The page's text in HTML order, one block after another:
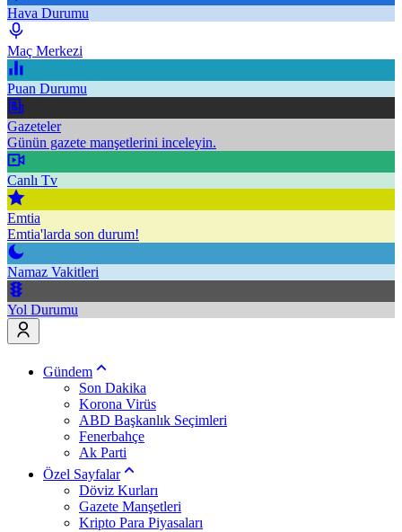
Hava Durumu
Maç Merkezi
Puan Durumu
Gazeteler
Günün gazete manşetlerini inceleyin.
Canlı Tv
Emtia
Emtia'larda son durum!
Namaz Vakitleri
Yol Durumu
Gündem
Son Dakika
Korona Virüs
ABD Başkanlık Seçimleri
Fenerbahçe
Ak Parti
Özel Sayfalar
Döviz Kurları
Gazete Manşetleri
Kripto Para Piyasaları